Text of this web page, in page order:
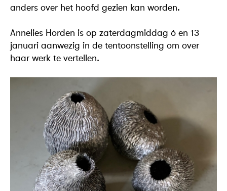
anders over het hoofd gezien kan worden.
Annelies Horden is op zaterdagmiddag 6 en 13
januari aanwezig in de tentoonstelling om over
haar werk te vertellen.